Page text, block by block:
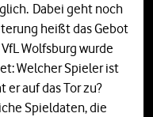
Dabei geht noch
heißt das Gebot
Wolfsburg wurde
Welcher Spieler ist
auf das Tor zu?
Spieldaten, die